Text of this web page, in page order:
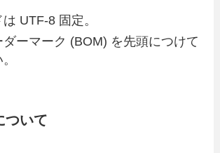
UTF-8 固定。
ーマーク (BOM) を先頭につけて
ついて